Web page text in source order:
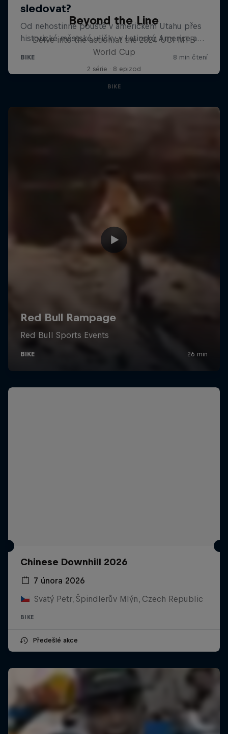
Beyond the Line
Delve into the action at the 2024 UCI MTB
World Cup
2 série · 8 epizod
BIKE
Chinese Downhill 2026
7 února 2026
Svatý Petr, Špindlerův Mlýn, Czech Republic
BIKE
Předešlé akce